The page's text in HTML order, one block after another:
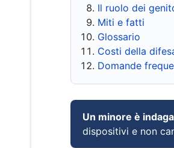
Il ruolo dei
Miti e fatti
Glossario
Costi della
Domande
Un minore è
dispositivi e non